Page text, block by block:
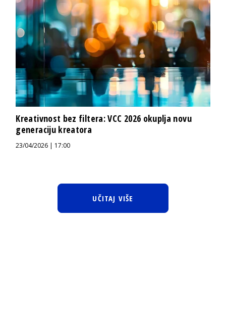
Kreativnost bez filtera: VCC 2026 okuplja novu
generaciju kreatora
23/04/2026 | 17:00
UČITAJ VIŠE